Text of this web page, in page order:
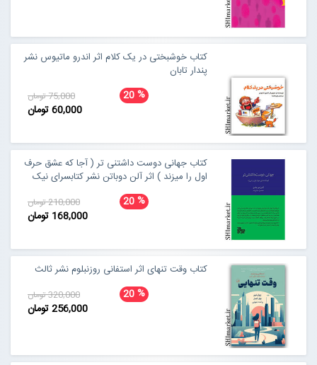
کتاب خوشبختی در یک کلام اثر اندرو ماتیوس نشر
پندار تابان
20% 75,000 تومان
60,000 تومان
کتاب جهانی دوست داشتنی تر ( آجا که عشق حرف
اول را میزند ) اثر آلن دوباتن نشر کتابسرای نیک
20% 210,000 تومان
168,000 تومان
کتاب وقت تنهای اثر استفانی روزنبلوم نشر ثالث
20% 320,000 تومان
256,000 تومان